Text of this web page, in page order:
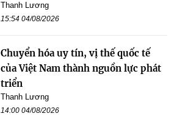
Thanh Lương
15:54 04/08/2026
Chuyển hóa uy tín, vị thế quốc tế
của Việt Nam thành nguồn lực phát
triển
Thanh Lương
14:00 04/08/2026